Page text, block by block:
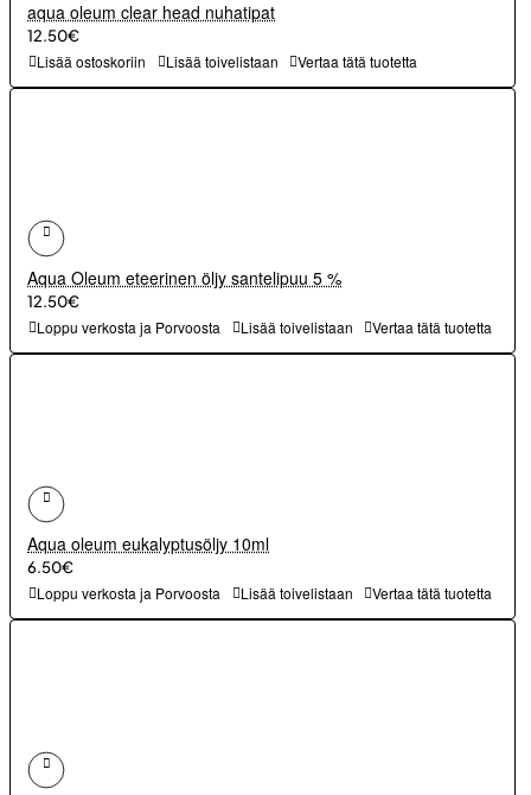
aqua oleum clear head nuhatipat
12.50€
Lisää ostoskoriin Lisää toivelistaan Vertaa tätä tuotetta
Aqua Oleum eteerinen öljy santelipuu 5 %
12.50€
Loppu verkosta ja Porvoosta Lisää toivelistaan Vertaa tätä tuotetta
Aqua oleum eukalyptusöljy 10ml
6.50€
Loppu verkosta ja Porvoosta Lisää toivelistaan Vertaa tätä tuotetta